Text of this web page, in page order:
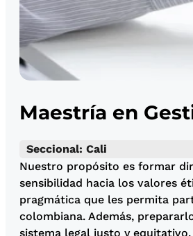
Maestría en
Seccional: Cali
Nuestro propósito es formar
sensibilidad hacia los valores
pragmática que les permita
colombiana. Además,
sistema legal justo y equitativo.